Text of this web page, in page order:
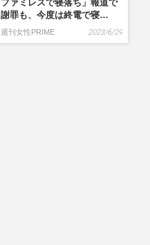
ファミレスで寝落ち」報道で
謝罪も、今度は終電で寝…
週刊女性PRIME 2023/6/29